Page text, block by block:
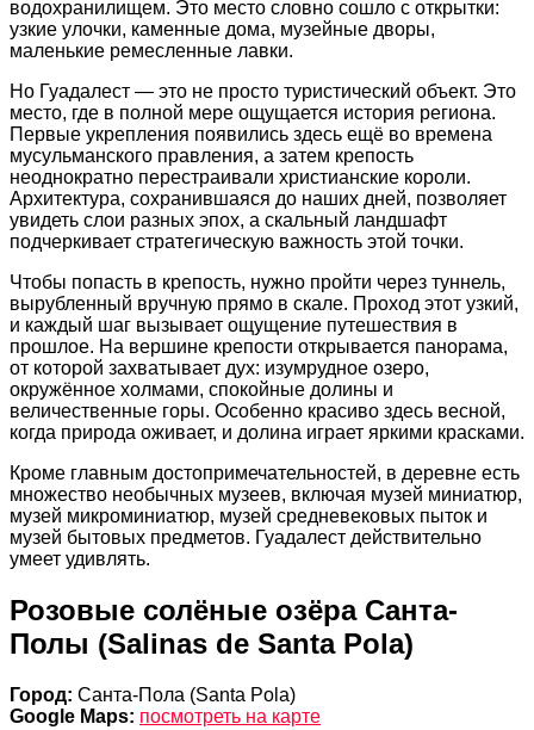
водохранилищем. Это место словно сошло с открытки:
узкие улочки, каменные дома, музейные дворы,
маленькие ремесленные лавки.
Но Гуадалест — это не просто туристический объект. Это
место, где в полной мере ощущается история региона.
Первые укрепления появились здесь ещё во времена
мусульманского правления, а затем крепость
неоднократно перестраивали христианские короли.
Архитектура, сохранившаяся до наших дней, позволяет
увидеть слои разных эпох, а скальный ландшафт
подчеркивает стратегическую важность этой точки.
Чтобы попасть в крепость, нужно пройти через туннель,
вырубленный вручную прямо в скале. Проход этот узкий,
и каждый шаг вызывает ощущение путешествия в
прошлое. На вершине крепости открывается панорама,
от которой захватывает дух: изумрудное озеро,
окружённое холмами, спокойные долины и
величественные горы. Особенно красиво здесь весной,
когда природа оживает, и долина играет яркими красками.
Кроме главным достопримечательностей, в деревне есть
множество необычных музеев, включая музей миниатюр,
музей микроминиатюр, музей средневековых пыток и
музей бытовых предметов. Гуадалест действительно
умеет удивлять.
Розовые солёные озёра Санта-
Полы (Salinas de Santa Pola)
Город: Санта-Пола (Santa Pola)
Google Maps: посмотреть на карте